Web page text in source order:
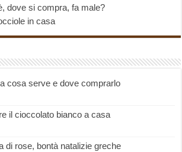
dove si compra, fa male?
in casa
cosa serve e dove comprarlo
il cioccolato bianco a casa
di rose, bontà natalizie greche